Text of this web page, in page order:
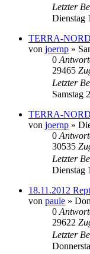
Letzter
Dienstag
TERRA-
von joernp »
0
29465
Letzter
Samstag
TERRA-
von joernp »
0
30535
Letzter
Dienstag
18.11.2012
von paule »
0
29622
Letzter